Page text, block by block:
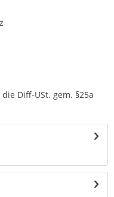
Diff-USt. gem. §25a